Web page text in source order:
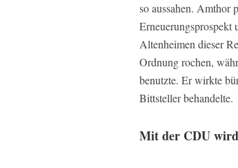
so aussahen. Amthor
Altenheimen dieser
Ordnung rochen,
benutzte. Er wirkte
Bittsteller behandelte.
Mit der CDU